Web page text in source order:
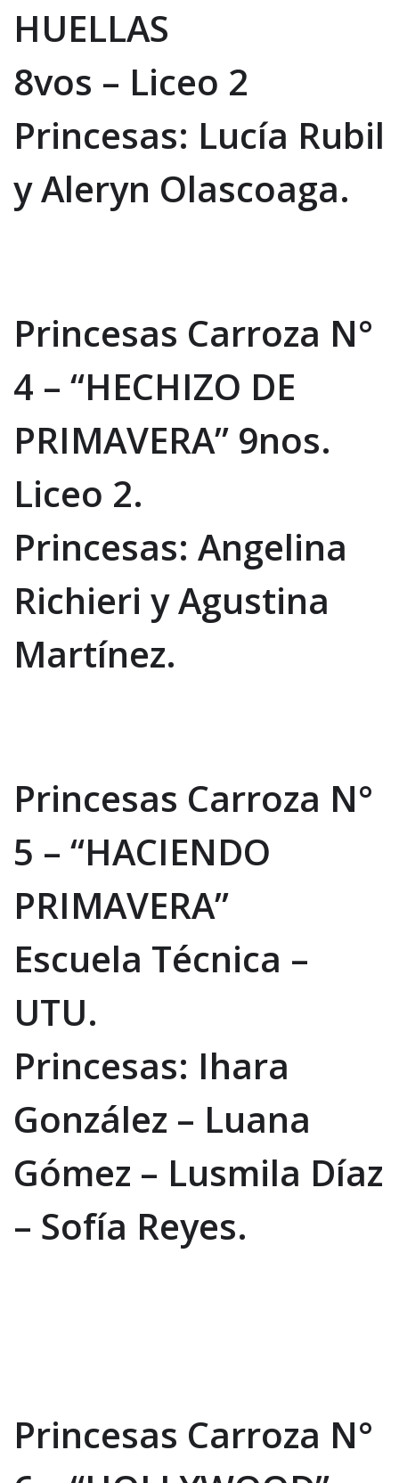
HUELLAS
8vos – Liceo 2
Princesas: Lucía Rubil
y Aleryn Olascoaga.
Princesas Carroza N°
4 – “HECHIZO DE
PRIMAVERA” 9nos.
Liceo 2.
Princesas: Angelina
Richieri y Agustina
Martínez.
Princesas Carroza N°
5 – “HACIENDO
PRIMAVERA”
Escuela Técnica –
UTU.
Princesas: Ihara
González – Luana
Gómez – Lusmila Díaz
– Sofía Reyes.
Princesas Carroza N°